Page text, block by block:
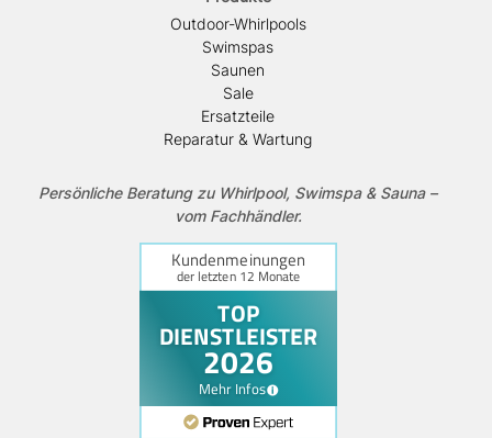
Outdoor-Whirlpools
Swimspas
Saunen
Sale
Ersatzteile
Reparatur & Wartung
Persönliche Beratung zu Whirlpool, Swimspa & Sauna –
vom Fachhändler.